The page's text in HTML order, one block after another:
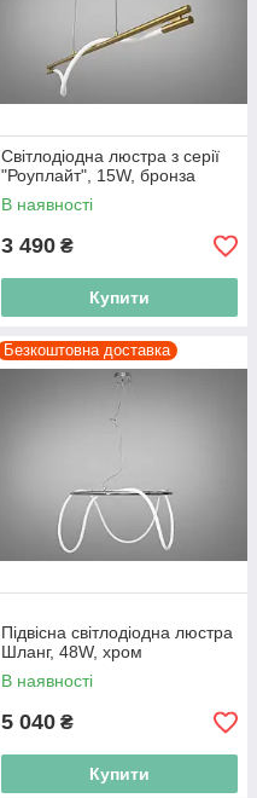
Світлодіодна люстра з серії
"Роуплайт", 15W, бронза
В наявності
3 490 ₴
Купити
Безкоштовна доставка
Підвісна світлодіодна люстра
Шланг, 48W, хром
В наявності
5 040 ₴
Купити